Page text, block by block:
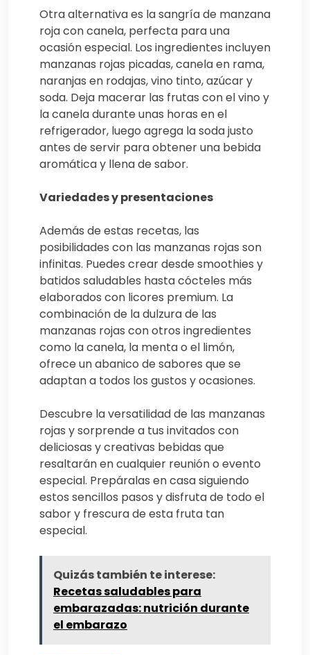
Otra alternativa es la sangría de manzana
roja con canela, perfecta para una
ocasión especial. Los ingredientes incluyen
manzanas rojas picadas, canela en rama,
naranjas en rodajas, vino tinto, azúcar y
soda. Deja macerar las frutas con el vino y
la canela durante unas horas en el
refrigerador, luego agrega la soda justo
antes de servir para obtener una bebida
aromática y llena de sabor.
Variedades y presentaciones
Además de estas recetas, las
posibilidades con las manzanas rojas son
infinitas. Puedes crear desde smoothies y
batidos saludables hasta cócteles más
elaborados con licores premium. La
combinación de la dulzura de las
manzanas rojas con otros ingredientes
como la canela, la menta o el limón,
ofrece un abanico de sabores que se
adaptan a todos los gustos y ocasiones.
Descubre la versatilidad de las manzanas
rojas y sorprende a tus invitados con
deliciosas y creativas bebidas que
resaltarán en cualquier reunión o evento
especial. Prepáralas en casa siguiendo
estos sencillos pasos y disfruta de todo el
sabor y frescura de esta fruta tan
especial.
Quizás también te interese:
Recetas saludables para
embarazadas: nutrición durante
el embarazo